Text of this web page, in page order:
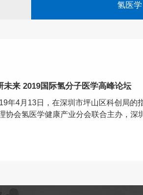
氢医学
来 2019国际氢分子医学高峰论坛
年4月13日，在深圳市坪山区科创局的
协会氢医学健康产业分会联合主办，深